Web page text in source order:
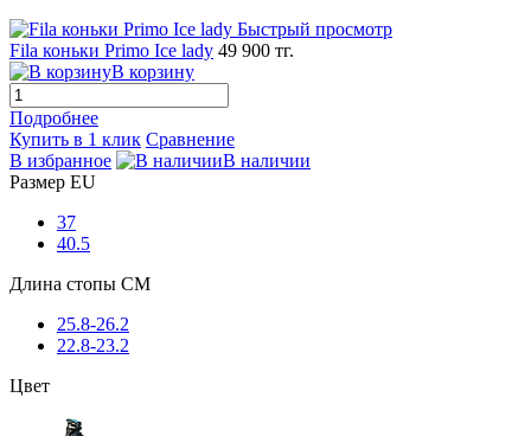
Быстрый просмотр
Fila коньки Primo Ice lady 49 900 тг.
В корзину
Подробнее
Купить в 1 клик Сравнение
В избранное
В наличии
Размер EU
37
40.5
Длина стопы CM
25.8-26.2
22.8-23.2
Цвет